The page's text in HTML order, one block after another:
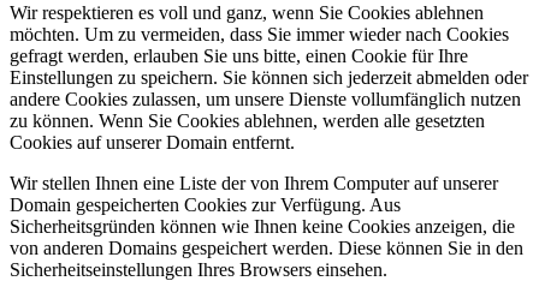
Wir respektieren es voll und ganz, wenn Sie Cookies ablehnen
möchten. Um zu vermeiden, dass Sie immer wieder nach Cookies
gefragt werden, erlauben Sie uns bitte, einen Cookie für Ihre
Einstellungen zu speichern. Sie können sich jederzeit abmelden oder
andere Cookies zulassen, um unsere Dienste vollumfänglich nutzen
zu können. Wenn Sie Cookies ablehnen, werden alle gesetzten
Cookies auf unserer Domain entfernt.
Wir stellen Ihnen eine Liste der von Ihrem Computer auf unserer
Domain gespeicherten Cookies zur Verfügung. Aus
Sicherheitsgründen können wie Ihnen keine Cookies anzeigen, die
von anderen Domains gespeichert werden. Diese können Sie in den
Sicherheitseinstellungen Ihres Browsers einsehen.